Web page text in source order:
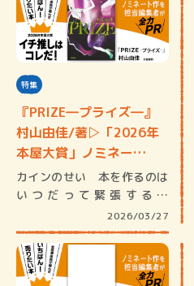
特集
『PRIZE―プライズ―』
村山由佳/著▷「2026年
本屋大賞」ノミネー…
カインのせい 本を作るのは
いつだって緊張する。
2026/03/27